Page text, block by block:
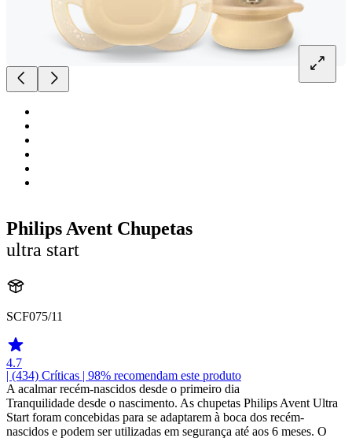
Philips Avent Chupetas
ultra start
SCF075/11
4.7
| (434) Críticas | 98% recomendam este produto
A acalmar recém-nascidos desde o primeiro dia
Tranquilidade desde o nascimento. As chupetas Philips Avent Ultra
Start foram concebidas para se adaptarem à boca dos recém-
nascidos e podem ser utilizadas em segurança até aos 6 meses. O